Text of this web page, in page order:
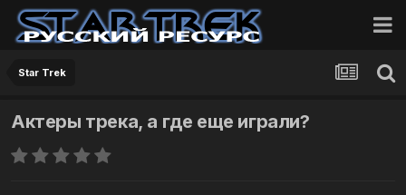
Star Trek
Актеры трека, а где еще играли?